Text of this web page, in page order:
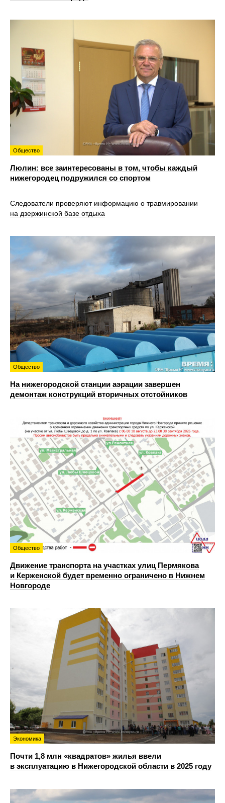
Общество
Люлин: все заинтересованы в том, чтобы каждый
нижегородец подружился со спортом
Следователи проверяют информацию о травмировании
на дзержинской базе отдыха
Общество
На нижегородской станции аэрации завершен
демонтаж конструкций вторичных отстойников
Общество
Движение транспорта на участках улиц Пермякова
и Керженской будет временно ограничено в Нижнем
Новгороде
Экономика
Почти 1,8 млн «квадратов» жилья ввели
в эксплуатацию в Нижегородской области в 2025 году